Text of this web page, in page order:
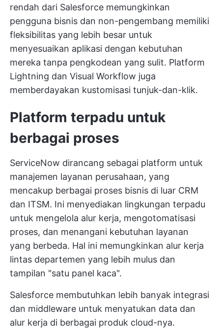
rendah dari Salesforce memungkinkan
pengguna bisnis dan non-pengembang memiliki
fleksibilitas yang lebih besar untuk
menyesuaikan aplikasi dengan kebutuhan
mereka tanpa pengkodean yang sulit. Platform
Lightning dan Visual Workflow juga
memberdayakan kustomisasi tunjuk-dan-klik.
Platform terpadu untuk
berbagai proses
ServiceNow dirancang sebagai platform untuk
manajemen layanan perusahaan, yang
mencakup berbagai proses bisnis di luar CRM
dan ITSM. Ini menyediakan lingkungan terpadu
untuk mengelola alur kerja, mengotomatisasi
proses, dan menangani kebutuhan layanan
yang berbeda. Hal ini memungkinkan alur kerja
lintas departemen yang lebih mulus dan
tampilan "satu panel kaca".
Salesforce membutuhkan lebih banyak integrasi
dan middleware untuk menyatukan data dan
alur kerja di berbagai produk cloud-nya.